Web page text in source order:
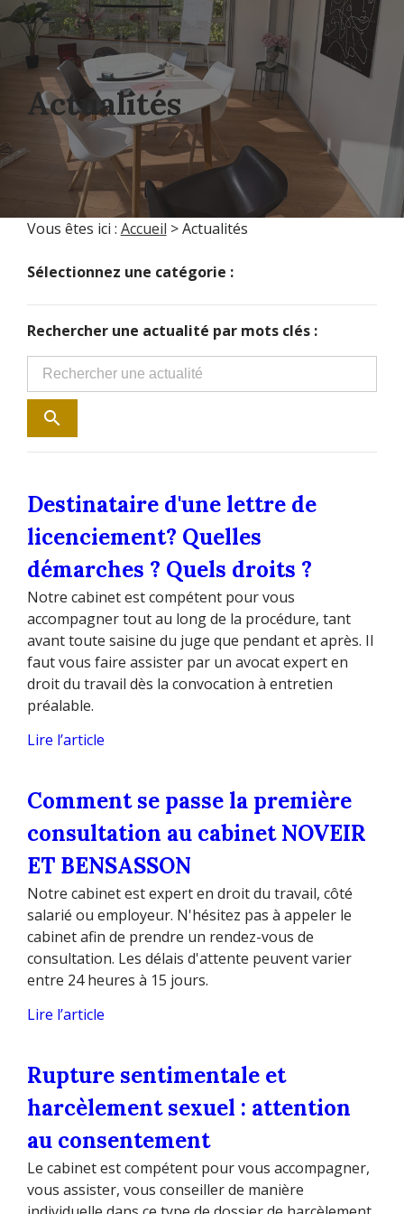
Actualités
Vous êtes ici : Accueil > Actualités
Sélectionnez une catégorie :
Rechercher une actualité par mots clés :
Destinataire d'une lettre de
licenciement? Quelles
démarches ? Quels droits ?
Notre cabinet est compétent pour vous
accompagner tout au long de la procédure, tant
avant toute saisine du juge que pendant et après. Il
faut vous faire assister par un avocat expert en
droit du travail dès la convocation à entretien
préalable.
Lire l’article
Comment se passe la première
consultation au cabinet NOVEIR
ET BENSASSON
Notre cabinet est expert en droit du travail, côté
salarié ou employeur. N'hésitez pas à appeler le
cabinet afin de prendre un rendez-vous de
consultation. Les délais d'attente peuvent varier
entre 24 heures à 15 jours.
Lire l’article
Rupture sentimentale et
harcèlement sexuel : attention
au consentement
Le cabinet est compétent pour vous accompagner,
vous assister, vous conseiller de manière